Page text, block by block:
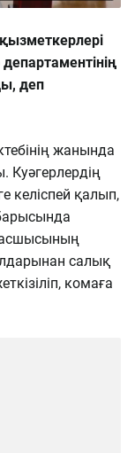
деп
жанында
Куәгерлердің
келіспей қалып,
салық
комаға